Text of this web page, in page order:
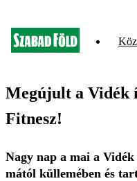
Megújult a Vidék
Fitnesz!
Nagy nap a mai a
mától küllemében és